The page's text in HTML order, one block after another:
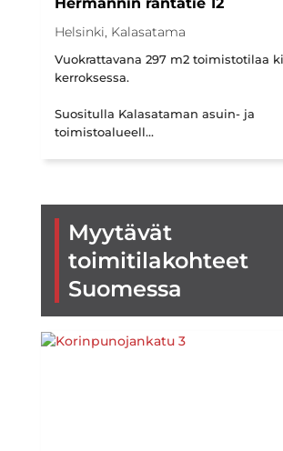
Helsinki, Kalasatama
Vuokrattavana 297 m2 toimistotilaa
kerroksessa.
Suositulla Kalasataman asuin- ja
toimistoalueell...
Myytävät
toimitilakohteet
Suomessa